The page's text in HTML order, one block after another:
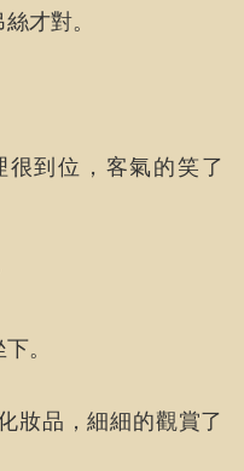
才對。
到位，客氣的笑了
。
妝品，細細的觀賞了